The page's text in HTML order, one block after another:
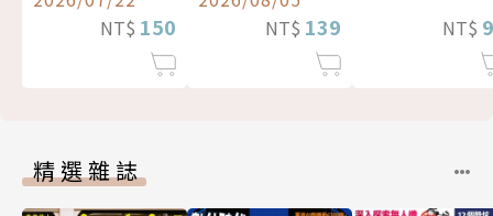
NT$ 150
NT$ 139 NT$
精選雜誌